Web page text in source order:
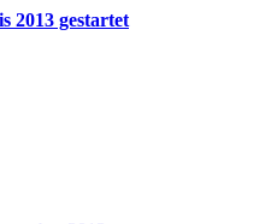
2013 gestartet